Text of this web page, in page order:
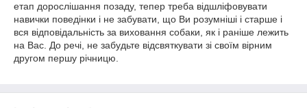
етап дорослішання позаду, тепер треба відшліфовувати
навички поведінки і не забувати, що Ви розумніші і старше і
вся відповідальність за виховання собаки, як і раніше лежить
на Вас. До речі, не забудьте відсвяткувати зі своїм вірним
другом першу річницю.